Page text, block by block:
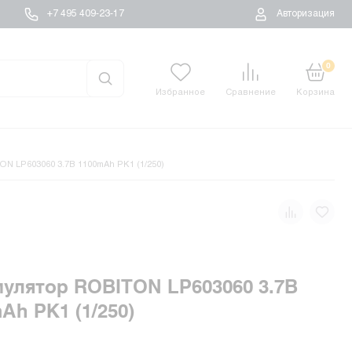
+7 495 409-23-17 Авторизация
Избранное Сравнение Корзина
0
LP603060 3.7В 1100mAh PK1 (1/250)
ROBITON LP603060 3.7В
PK1 (1/250)